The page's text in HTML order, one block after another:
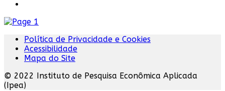
Política de Privacidade e Cookies
Acessibilidade
Mapa do Site
© 2022 Instituto de Pesquisa Econômica Aplicada
(Ipea)